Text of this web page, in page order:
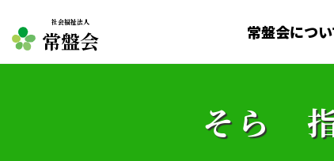
社会福祉法人
常盤会 常盤会につ
そら 指